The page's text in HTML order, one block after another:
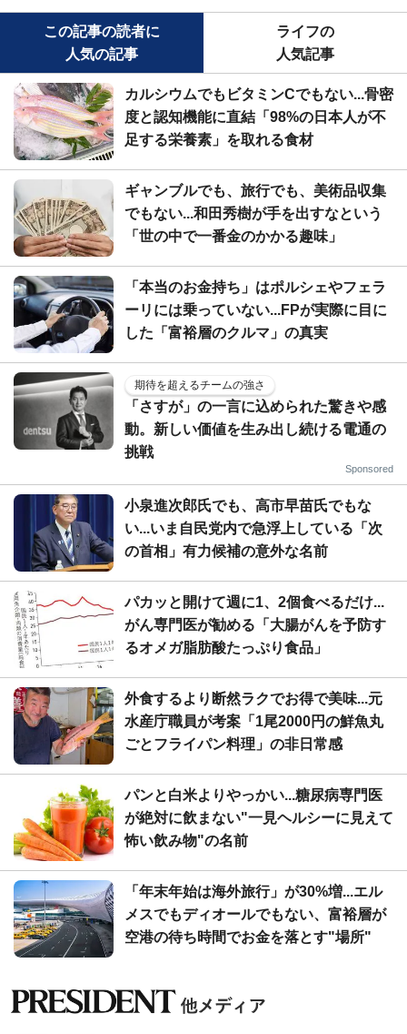
この記事の読者に
人気の記事
ライフの
人気記事
カルシウムでもビタミンCでもない...骨密
度と認知機能に直結「98%の日本人が不
足する栄養素」を取れる食材
ギャンブルでも、旅行でも、美術品収集
でもない...和田秀樹が手を出すなという
「世の中で一番金のかかる趣味」
「本当のお金持ち」はポルシェやフェラ
ーリには乗っていない...FPが実際に目に
した「富裕層のクルマ」の真実
期待を超えるチームの強さ
「さすが」の一言に込められた驚きや感
動。新しい価値を生み出し続ける電通の
挑戦
Sponsored
小泉進次郎氏でも、高市早苗氏でもな
い...いま自民党内で急浮上している「次
の首相」有力候補の意外な名前
パカッと開けて週に1、2個食べるだけ...
がん専門医が勧める「大腸がんを予防す
るオメガ脂肪酸たっぷり食品」
外食するより断然ラクでお得で美味...元
水産庁職員が考案「1尾2000円の鮮魚丸
ごとフライパン料理」の非日常感
パンと白米よりやっかい...糖尿病専門医
が絶対に飲まない"一見ヘルシーに見えて
怖い飲み物"の名前
「年末年始は海外旅行」が30%増...エル
メスでもディオールでもない、富裕層が
空港の待ち時間でお金を落とす"場所"